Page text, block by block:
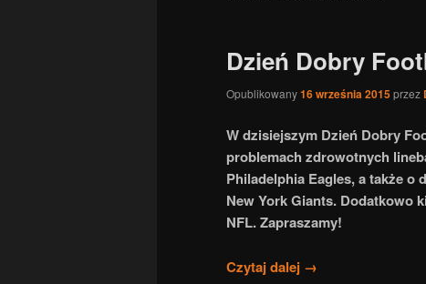
Dzień Dobry
Opublikowany16 września 2015przez
W dzisiejszym Dzień Dobry
problemach zdrowotnych
Philadelphia Eagles, a także
New York Giants. Dodatkowo
NFL. Zapraszamy!
Czytaj dalej →